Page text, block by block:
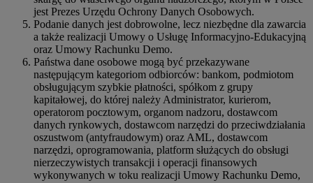
jest Prezes Urzędu Ochrony Danych Osobowych.
Podanie danych jest dobrowolne, lecz niezbędne dla zawarcia
a także realizacji Umowy o Usługę Informacyjno-Edukacyjną
oraz Umowy Rachunku Demo.
Państwa dane osobowe mogą być przekazywane
następującym kategoriom odbiorców: bankom, podmiotom
obsługującym szybkie płatności, spółkom z grupy
kapitałowej, do której należy Administrator, kurierom,
operatorom pocztowym, organom nadzoru, dostawcom
danych rynkowych, dostawcom narzędzi do przeciwdziałania
oszustwom (antyfraudowym) oraz AML, dostawcom
narzędzi, oprogramowania, platform służących do obsługi
nierzeczywistych transakcji i operacji finansowych
wykonywanych w toku realizacji Umowy Rachunku Demo,